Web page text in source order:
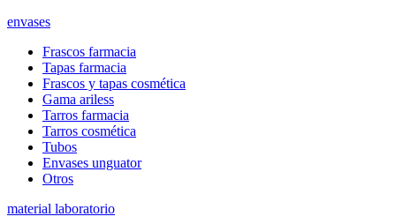
envases
Frascos farmacia
Tapas farmacia
Frascos y tapas cosmética
Gama ariless
Tarros farmacia
Tarros cosmética
Tubos
Envases unguator
Otros
material laboratorio